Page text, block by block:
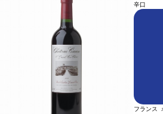
辛口
フランス